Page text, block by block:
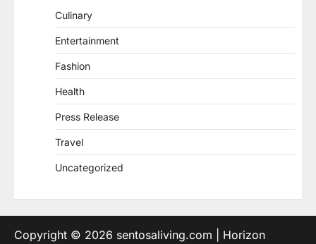
Culinary
Entertainment
Fashion
Health
Press Release
Travel
Uncategorized
Copyright © 2026 sentosaliving.com | Horizon